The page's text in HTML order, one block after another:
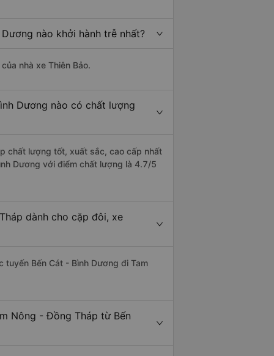
nào khởi hành trễ nhất?
nhà xe Thiên Bảo.
Dương nào có chất lượng
chất lượng tốt, xuất sắc, cao cấp nhất
Dương với điểm chất lượng là 4.7/5
dành cho cặp đôi, xe
tuyến Bến Cát - Bình Dương đi Tam
Nông - Đồng Tháp từ Bến